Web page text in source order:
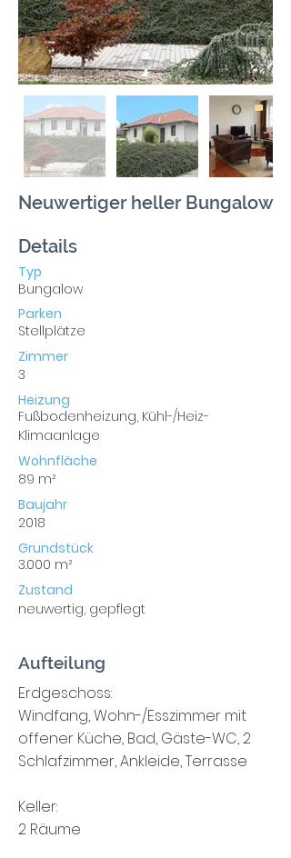
Neuwertiger heller Bungalow
Details
Bungalow
Typ
Stellplätze
Parken
3
Zimmer
Fußbodenheizung, Kühl-/Heiz-
Klimaanlage
Heizung
89 m²
Wohnfläche
2018
Baujahr
3.000 m²
Grundstück
neuwertig, gepflegt
Zustand
Aufteilung
Erdgeschoss:
Windfang, Wohn-/Esszimmer mit
offener Küche, Bad, Gäste-WC, 2
Schlafzimmer, Ankleide, Terrasse
Keller:
2 Räume